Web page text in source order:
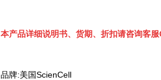
本产品详细说明书、货期、折扣请咨询客
品牌:美国ScienCell